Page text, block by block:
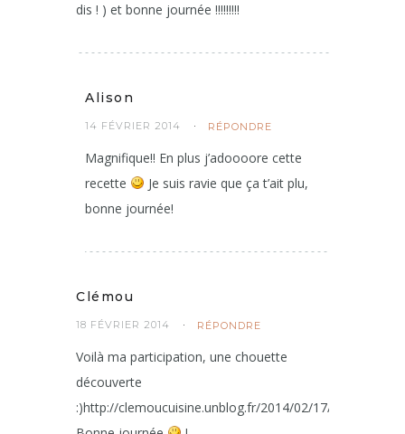
dis ! ) et bonne journée !!!!!!!!!
Alison
14 FÉVRIER 2014 RÉPONDRE
Magnifique!! En plus j’adoooore cette
recette
Je suis ravie que ça t’ait plu,
bonne journée!
Clémou
18 FÉVRIER 2014 RÉPONDRE
Voilà ma participation, une chouette
découverte
:)http://clemoucuisine.unblog.fr/2014/02/17/focaccia/